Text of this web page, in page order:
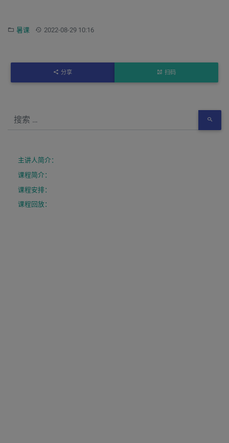
分类：
暑课 更新：2022-08-29 10:16
分享 扫码
主讲人简介：
课程简介：
课程安排：
课程回放：